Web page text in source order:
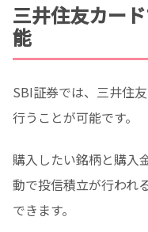
三井住友カー
能
SBI証券では、三井住
行うことが可能です。
購入したい銘柄と購入
動で投信積立が行われ
できます。